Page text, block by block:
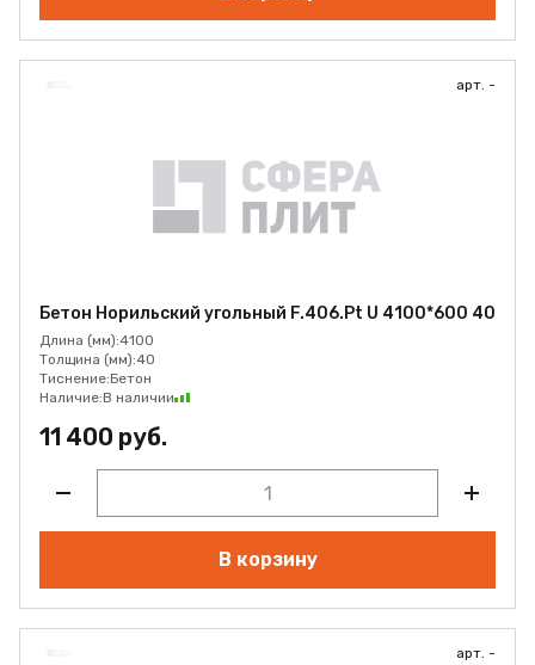
арт. -
Бетон Норильский угольный F.406.Pt U 4100*600 40
Длина (мм):4100
Толщина (мм):40
Тиснение:Бетон
Наличие:В наличии
11 400 руб.
В корзину
арт. -